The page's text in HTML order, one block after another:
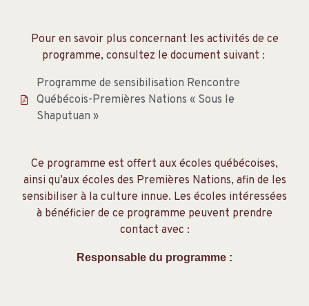
Pour en savoir plus concernant les activités de ce
programme, consultez le document suivant :
Programme de sensibilisation Rencontre
Québécois-Premières Nations « Sous le
Shaputuan »
Ce programme est offert aux écoles québécoises,
ainsi qu’aux écoles des Premières Nations, afin de les
sensibiliser à la culture innue. Les écoles intéressées
à bénéficier de ce programme peuvent prendre
contact avec :
Responsable du programme :